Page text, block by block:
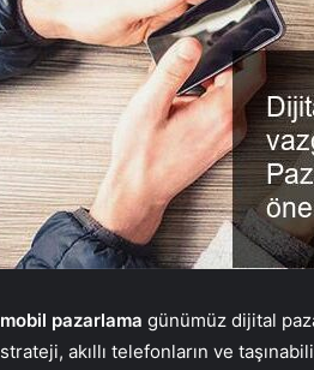
mobil pazarlama günümüz dijital
strateji, akıllı telefonların ve